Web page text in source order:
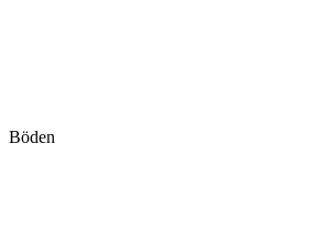
Böden